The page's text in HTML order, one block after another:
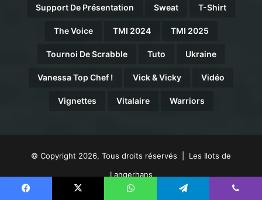
Support De Présentation Sweat T-Shirt
The Voice TMI 2024 TMI 2025
Tournoi De Scrabble Tuto Ukraine
Vanessa Top Chef ! Vick & Vicky Vidéo
Vignettes Vitalaire Warriors
© Copyright 2026, Tous droits réservés | Les Ilots de
Langerhans
A propos de nous Nous équipe de choc